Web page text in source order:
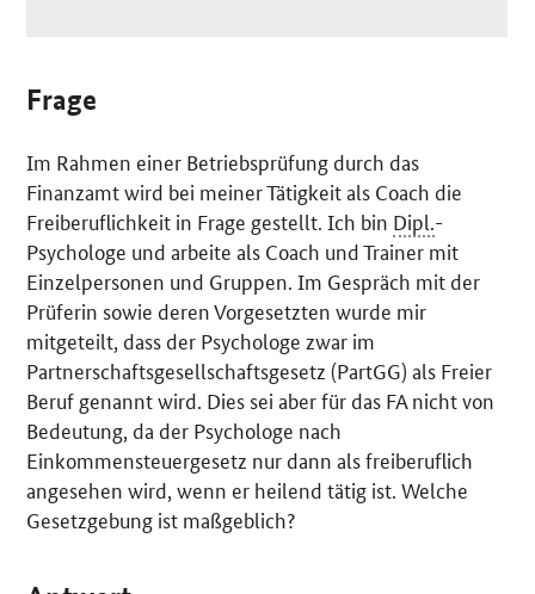
Frage
Im Rahmen einer Betriebsprüfung durch das
Finanzamt wird bei meiner Tätigkeit als Coach die
Freiberuflichkeit in Frage gestellt. Ich bin Dipl.-
Psychologe und arbeite als Coach und Trainer mit
Einzelpersonen und Gruppen. Im Gespräch mit der
Prüferin sowie deren Vorgesetzten wurde mir
mitgeteilt, dass der Psychologe zwar im
Partnerschaftsgesellschaftsgesetz (PartGG) als Freier
Beruf genannt wird. Dies sei aber für das FA nicht von
Bedeutung, da der Psychologe nach
Einkommensteuergesetz nur dann als freiberuflich
angesehen wird, wenn er heilend tätig ist. Welche
Gesetzgebung ist maßgeblich?